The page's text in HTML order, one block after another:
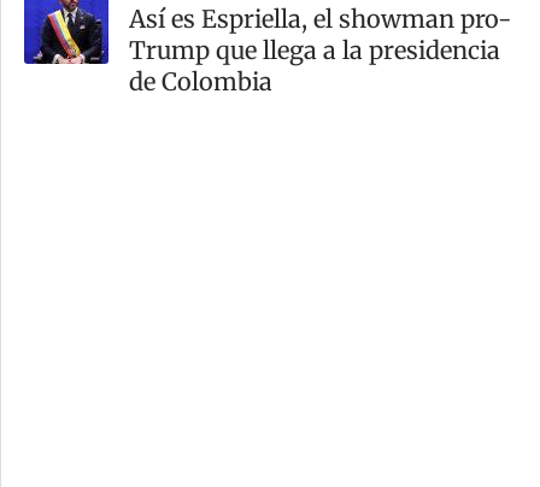
Así es Espriella, el showman pro-
Trump que llega a la presidencia
de Colombia